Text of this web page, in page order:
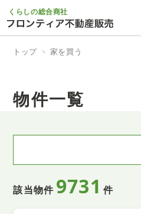
くらしの総合商社
トップ 家を買う
物件一覧
該当物件 9731 件